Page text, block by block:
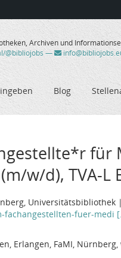
Archiven und
@bibliojobs —
Blog
w/d), TVA-L
Universitätsbibliothek
fuer-medi
Erlangen, FaMI,